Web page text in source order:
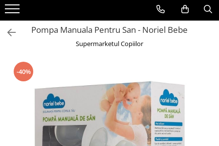
Accesorii pentru petrecere
Baloane
Mobila gradina & terasa
Carti pentru copii
Activitati extracurriculare
Povesti pentru copii
Carti de Povesti pentru Copii
Rechizite si papetarie pentru copii
Creioane colorate si carioci
Pompa Manuala Pentru San - Noriel Bebe
Supermarketul Copiilor
-40%